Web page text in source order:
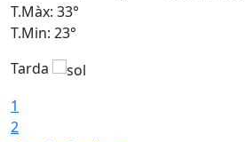
T.Màx: 33°
T.Min: 23°
Tarda
1
2